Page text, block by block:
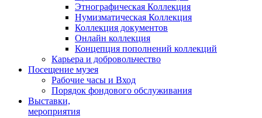
Этнографическая Коллекция
Нумизматическая Коллекция
Коллекция документов
Онлайн коллекция
Концепция пополнений коллекций
Карьера и добровольчество
Посещение музея
Рабочие часы и Вход
Порядок фондового обслуживания
Выставки,
мероприятия